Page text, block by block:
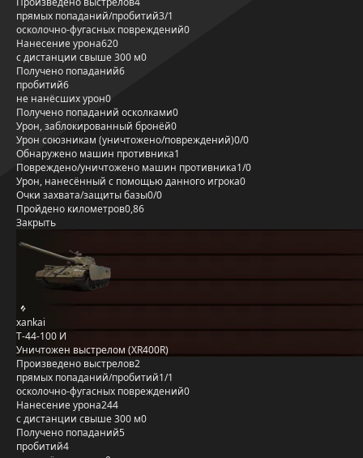
прямых попаданий/пробитий3/1
осколочно-фугасных повреждений0
Нанесение урона620
с дистанции свыше 300 м0
Получено попаданий6
пробитий6
не нанёсших урон0
Получено попаданий осколками0
Урон, заблокированный бронёй0
Урон союзникам (уничтожено/повреждений)0/0
Обнаружено машин противника1
Повреждено/уничтожено машин противника1/0
Урон, нанесённый с помощью данного игрока0
Очки захвата/защиты базы0/0
Пройдено километров0,86
Закрыть
xankai
Т-44-100 И
Уничтожен выстрелом (XR400R)
Произведено выстрелов2
прямых попаданий/пробитий1/1
осколочно-фугасных повреждений0
Нанесение урона244
с дистанции свыше 300 м0
Получено попаданий5
пробитий4